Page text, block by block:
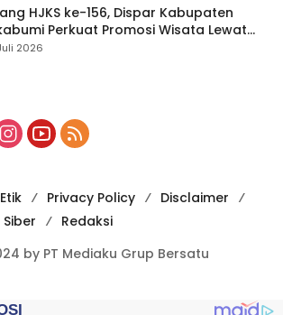
HJKS ke-156, Dispar Kabupaten
Perkuat Promosi Wisata Lewat
Digital
2026
Privacy Policy
Disclaimer
Redaksi
by PT Mediaku Grup Bersatu